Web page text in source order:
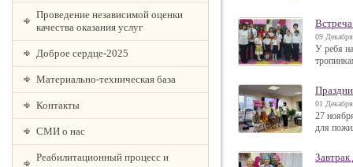
Проведение независимой оценки
качества оказания услуг
Доброе сердце-2025
Материально-техническая база
Контакты
СМИ о нас
Реабилитационный процесс и
09
У ребя
01
27
для